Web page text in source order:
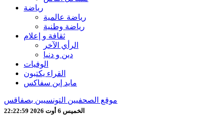
رياضة
رياضة عالمية
رياضة وطنية
ثقافة و إعلام
الرأي الآخر
دين و دنيا
الوفيات
القراء يكتبون
مايد إين سفاكس
موقع الصحفيين التونسيين بصفاقس
الخميس 6 أوت 2026 22:23:01